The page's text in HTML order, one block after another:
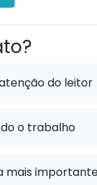
do leitor
o trabalho
mais